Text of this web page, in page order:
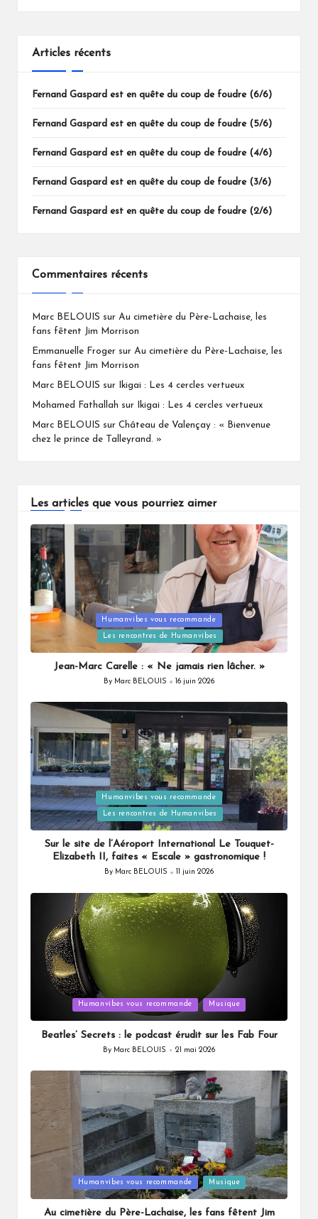
Articles récents
Fernand Gaspard est en quête du coup de foudre (6/6)
Fernand Gaspard est en quête du coup de foudre (5/6)
Fernand Gaspard est en quête du coup de foudre (4/6)
Fernand Gaspard est en quête du coup de foudre (3/6)
Fernand Gaspard est en quête du coup de foudre (2/6)
Commentaires récents
Marc BELOUIS sur Au cimetière du Père-Lachaise, les
fans fêtent Jim Morrison
Emmanuelle Froger sur Au cimetière du Père-Lachaise, les
fans fêtent Jim Morrison
Marc BELOUIS sur Ikigai : Les 4 cercles vertueux
Mohamed Fathallah sur Ikigai : Les 4 cercles vertueux
Marc BELOUIS sur Château de Valençay : « Bienvenue
chez le prince de Talleyrand. »
Les articles que vous pourriez aimer
Posted
Humanvibes vous recommande
Les rencontres de Humanvibes
Jean-Marc Carelle : « Ne jamais rien lâcher. »
Posted
By Marc BELOUIS 16 juin 2026
Posted
in
Humanvibes vous recommande
Les rencontres de Humanvibes
Sur le site de l’Aéroport International Le Touquet-
Elizabeth II, faites « Escale » gastronomique !
Posted
By Marc BELOUIS 11 juin 2026
in
Humanvibes vous recommande Musique
Beatles’ Secrets : le podcast érudit sur les Fab Four
Posted
By Marc BELOUIS 21 mai 2026
in
Humanvibes vous recommande Musique
Au cimetière du Père-Lachaise, les fans fêtent Jim